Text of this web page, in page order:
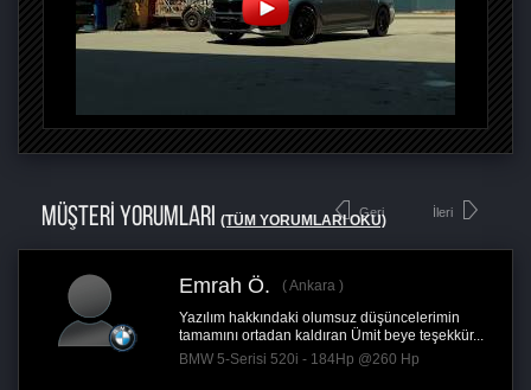
MÜŞTERİ YORUMLARI (TÜM YORUMLARI OKU)
Geri
Emrah Ö.
Ankara
Yazılım hakkındaki olumsuz düşüncelerimin
tamamını ortadan kaldıran Ümit beye teşekkür...
BMW 5-Serisi 520i - 184Hp @260 Hp
İleri